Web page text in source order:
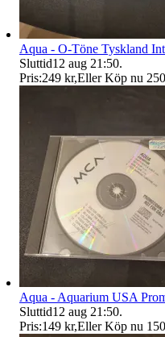
Aqua - O-Töne Tyskland
Sluttid12 aug 21:50.
Pris:249 kr,Eller Köp nu
Aqua - Aquarium USA
Sluttid12 aug 21:50.
Pris:149 kr,Eller Köp nu